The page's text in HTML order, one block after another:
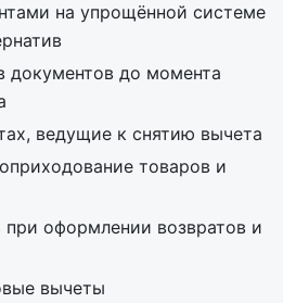
на упрощённой системе
документов до момента
ведущие к снятию вычета
товаров и
при оформлении возвратов и
вычеты